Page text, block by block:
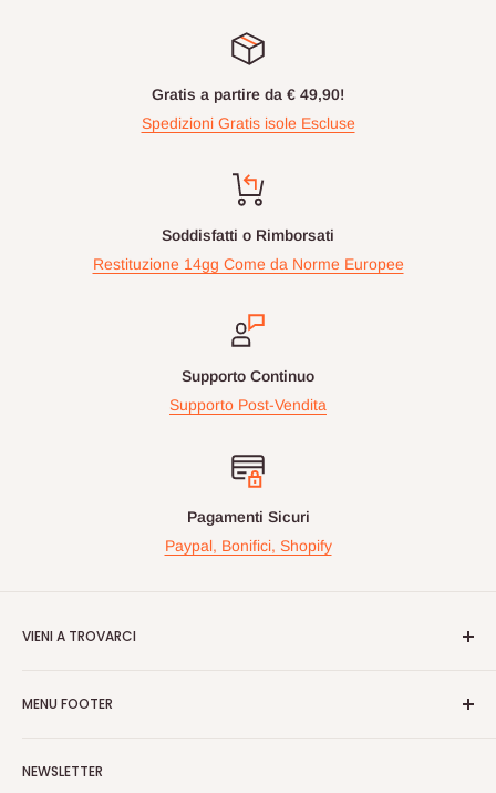
Gratis a partire da € 49,90!
Spedizioni Gratis isole Escluse
Soddisfatti o Rimborsati
Restituzione 14gg Come da Norme Europee
Supporto Continuo
Supporto Post-Vendita
Pagamenti Sicuri
Paypal, Bonifici, Shopify
VIENI A TROVARCI
Nelle maggiori fiere Geek/Fumetti/Videogiochi, Italiane ed
vantaggiosi sulle nuove uiscite.
MENU FOOTER
Spedizioni
NEWSLETTER